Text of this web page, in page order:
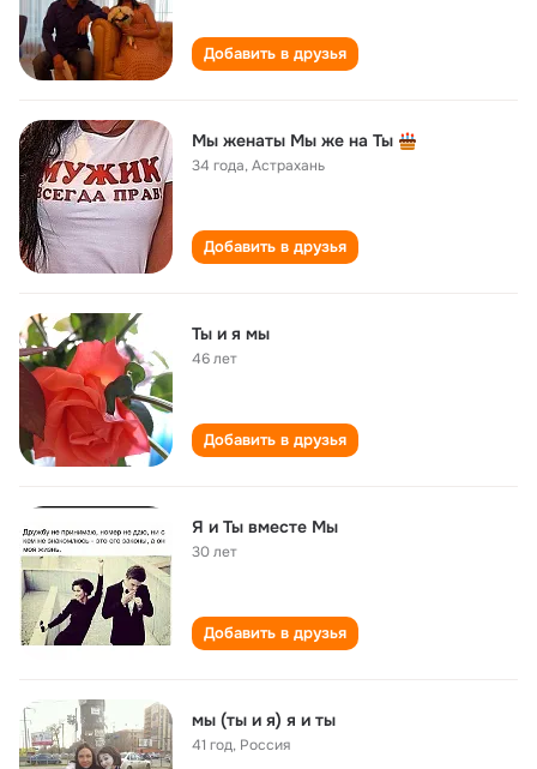
Добавить в друзья
Мы женаты Мы же на Ты
34 года,Астрахань
Добавить в друзья
Ты и я мы
46 лет
Добавить в друзья
Я и Ты вместе Мы
30 лет
Добавить в друзья
мы (ты и я) я и ты
41 год, Россия